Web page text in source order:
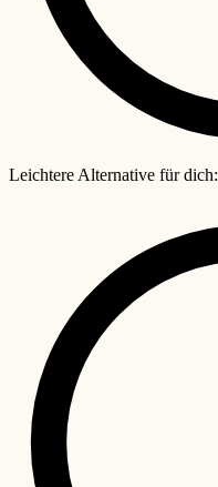
Leichtere Alternative für dich: